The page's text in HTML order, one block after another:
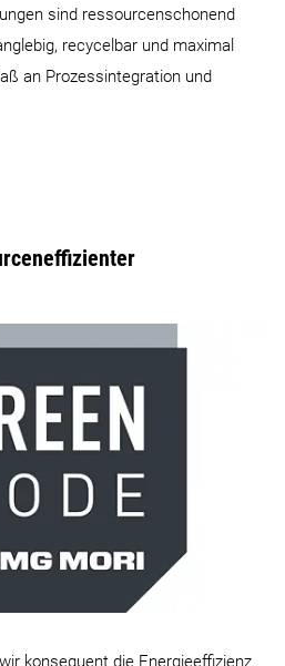
sind ressourcenschonend
recycelbar und maximal
an Prozessintegration und
konsequent die Energieeffizienz